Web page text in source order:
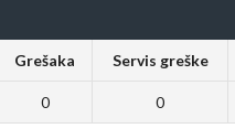
Grešaka Servis greške
0 0